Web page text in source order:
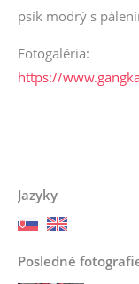
psík modrý s
Fotogaléria:
https://
Jazyky
Posledné